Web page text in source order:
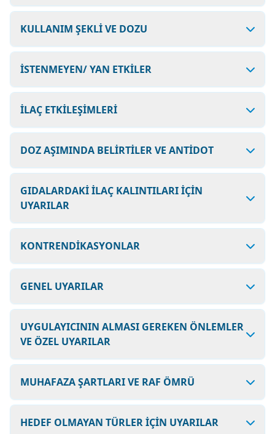
KULLANIM ŞEKLİ VE DOZU
İSTENMEYEN/ YAN ETKİLER
İLAÇ ETKİLEŞİMLERİ
DOZ AŞIMINDA BELİRTİLER VE ANTİDOT
GIDALARDAKİ İLAÇ KALINTILARI İÇİN
UYARILAR
KONTRENDİKASYONLAR
GENEL UYARILAR
UYGULAYICININ ALMASI GEREKEN ÖNLEMLER
VE ÖZEL UYARILAR
MUHAFAZA ŞARTLARI VE RAF ÖMRÜ
HEDEF OLMAYAN TÜRLER İÇİN UYARILAR